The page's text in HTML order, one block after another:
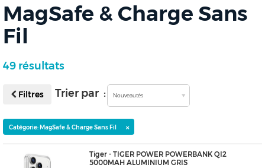
MagSafe & Charge Sans
Fil
49 résultats
Filtres Trier par : Nouveautés
Catégorie: MagSafe & Charge Sans Fil ×
Tiger - TIGER POWER POWERBANK QI2
5000MAH ALUMINIUM GRIS